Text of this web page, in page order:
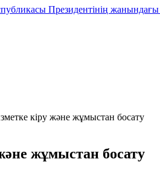
Президентінің
кіру және жұмыстан босату
жұмыстан босату